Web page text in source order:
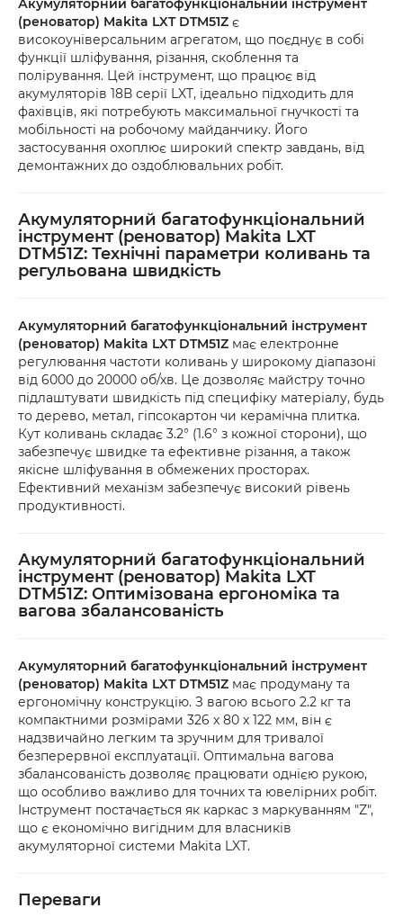
Акумуляторний багатофункціональний інструмент
(реноватор) Makita LXT DTM51Z є
високоуніверсальним агрегатом, що поєднує в собі
функції шліфування, різання, скоблення та
полірування. Цей інструмент, що працює від
акумуляторів 18В серії LXT, ідеально підходить для
фахівців, які потребують максимальної гнучкості та
мобільності на робочому майданчику. Його
застосування охоплює широкий спектр завдань, від
демонтажних до оздоблювальних робіт.
Акумуляторний багатофункціональний
інструмент (реноватор) Makita LXT
DTM51Z: Технічні параметри коливань та
регульована швидкість
Акумуляторний багатофункціональний інструмент
(реноватор) Makita LXT DTM51Z має електронне
регулювання частоти коливань у широкому діапазоні
від 6000 до 20000 об/хв. Це дозволяє майстру точно
підлаштувати швидкість під специфіку матеріалу, будь
то дерево, метал, гіпсокартон чи керамічна плитка.
Кут коливань складає 3.2° (1.6° з кожної сторони), що
забезпечує швидке та ефективне різання, а також
якісне шліфування в обмежених просторах.
Ефективний механізм забезпечує високий рівень
продуктивності.
Акумуляторний багатофункціональний
інструмент (реноватор) Makita LXT
DTM51Z: Оптимізована ергономіка та
вагова збалансованість
Акумуляторний багатофункціональний інструмент
(реноватор) Makita LXT DTM51Z має продуману та
ергономічну конструкцію. З вагою всього 2.2 кг та
компактними розмірами 326 x 80 x 122 мм, він є
надзвичайно легким та зручним для тривалої
безперервної експлуатації. Оптимальна вагова
збалансованість дозволяє працювати однією рукою,
що особливо важливо для точних та ювелірних робіт.
Інструмент постачається як каркас з маркуванням "Z",
що є економічно вигідним для власників
акумуляторної системи Makita LXT.
Переваги